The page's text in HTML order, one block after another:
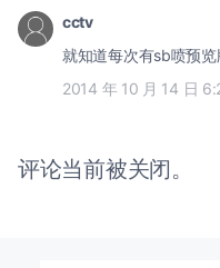
cctv
2014 年 10 月 14 日
评论当前被关闭。